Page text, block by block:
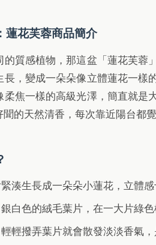
蓮花芙蓉商品簡介
質感植物，那這盆「蓮花芙蓉
，變成一朵朵像立體蓮花一樣
焦一樣的高級光澤，簡直就是
的天然清香，每次靠近陽台都覺
湊生長成一朵朵小蓮花，立體
銀白色的絨毛葉片，在一大片綠色
輕輕撥弄葉片就會散發淡淡香氣，